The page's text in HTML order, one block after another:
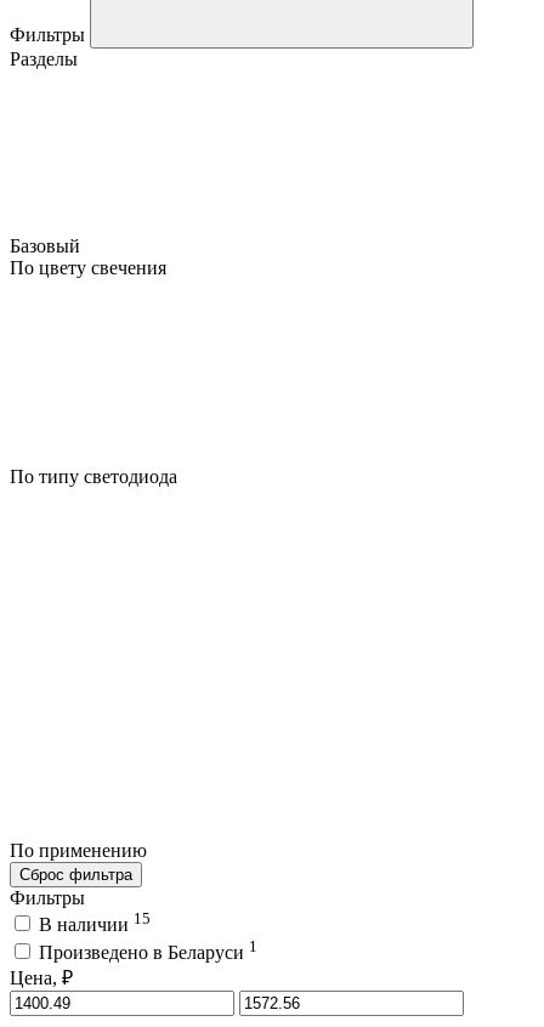
Фильтры
Разделы
Базовый
По цвету свечения
По типу светодиода
По применению
Сброс фильтра
Фильтры
В наличии 15
Произведено в Беларуси 1
Цена, ₽